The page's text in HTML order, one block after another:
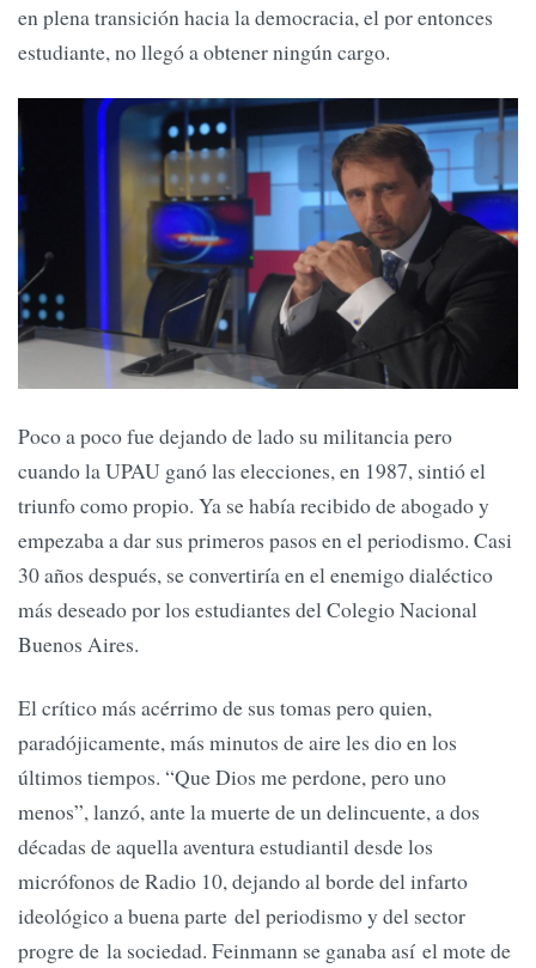
en plena transición hacia la democracia, el por entonces
estudiante, no llegó a obtener ningún cargo.
Poco a poco fue dejando de lado su militancia pero
cuando la UPAU ganó las elecciones, en 1987, sintió el
triunfo como propio. Ya se había recibido de abogado y
empezaba a dar sus primeros pasos en el periodismo. Casi
30 años después, se convertiría en el enemigo dialéctico
más deseado por los estudiantes del Colegio Nacional
Buenos Aires.
El crítico más acérrimo de sus tomas pero quien,
paradójicamente, más minutos de aire les dio en los
últimos tiempos. “Que Dios me perdone, pero uno
menos”, lanzó, ante la muerte de un delincuente, a dos
décadas de aquella aventura estudiantil desde los
micrófonos de Radio 10, dejando al borde del infarto
ideológico a buena parte del periodismo y del sector
progre de la sociedad. Feinmann se ganaba así el mote de